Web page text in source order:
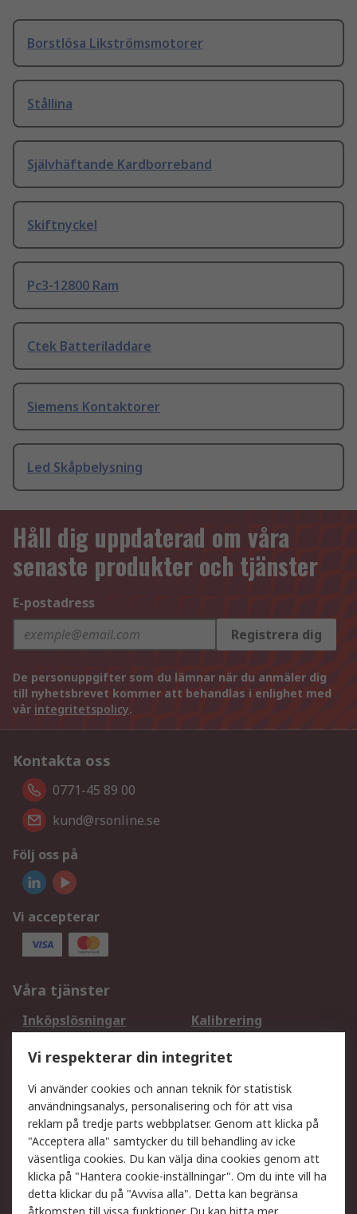
Borstlösa Likströmsmotorer
Stållina
Självhäftande Kardborreband
Skiftnyckel
Pc3-12800 Ram
Ctek Batteriladdare
Siemens Kontaktorer
Led Skåpbelysning
Håll dig uppdaterad om våra
senaste produkter och tjänster
E-postadress
Registrera dig
De personuppgifter som du lämnar när du anmäler dig
till nyhetsbrevet kommer att behandlas i enlighet med
vår integritetspolicy.
Kontakta oss
0771-45 89 00
kund@rsonline.se
Följ oss på
Vi accepterar
Våra tjänster
Inköpslösningar
Kalibrering
DesignSpark
Teknisk Support
Ditt lokala säljteam
Exportlösningar
Support
Få hjälp
Retur av varor
Leverans
Spåra din order
Begär en fakturakopi
Fördelar med RS-konto
Vi respekterar din integritet
Vi använder cookies och annan teknik för statistisk
användningsanalys, personalisering och för att visa
reklam på tredje parts webbplatser. Genom att klicka på
"Acceptera alla" samtycker du till behandling av icke
väsentliga cookies. Du kan välja dina cookies genom att
klicka på "Hantera cookie-inställningar". Om du inte vill ha
detta klickar du på "Avvisa alla". Detta kan begränsa